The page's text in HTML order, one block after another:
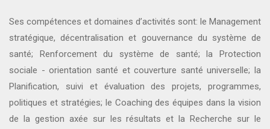
Ses compétences et domaines d’activités sont: le Management
stratégique, décentralisation et gouvernance du système de
santé; Renforcement du système de santé; la Protection
sociale - orientation santé et couverture santé universelle; la
Planification, suivi et évaluation des projets, programmes,
politiques et stratégies; le Coaching des équipes dans la vision
de la gestion axée sur les résultats et la Recherche sur le